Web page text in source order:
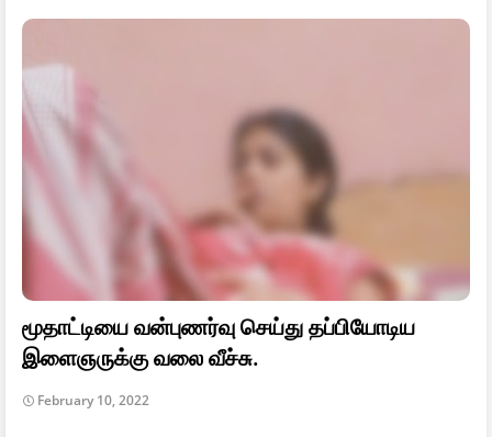
மூதாட்டியை வன்புணர்வு செய்து தப்பியோடிய
இளைஞருக்கு வலை வீச்சு.
February 10, 2022